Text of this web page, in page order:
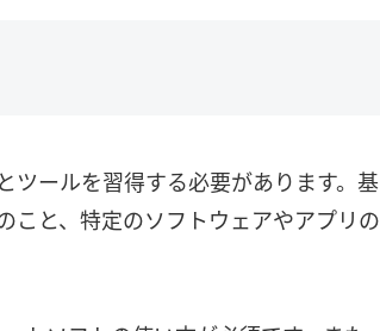
ツールを習得する必要があります。基
こと、特定のソフトウェアやアプリの